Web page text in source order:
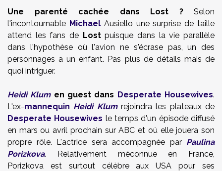
Une parenté cachée dans Lost ? Selon
l'incontournable MichaelAusiello une surprise de taille
attend les fans de Lostpuisque dans la vie parallèle
dans l'hypothèse où l'avion ne s'écrase pas, un des
personnages a un enfant. Pas plus de détails mais de
quoi intriguer.
Heidi Klumen guest dans Desperate Housewives.
L'ex-mannequin Heidi Klumrejoindra les plateaux de
Desperate Housewives le temps d'un épisode diffusé
en mars ou avril prochain sur ABC et où elle jouera son
propre rôle. L'actrice sera accompagnée par Paulina
Porizkova. Relativement méconnue en France,
Porizkova est surtout célèbre aux USA pour ses